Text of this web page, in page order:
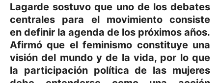
Lagarde sostuvo que uno de los debates
centrales para el movimiento consiste
en definir la agenda de los próximos años.
Afirmó que el feminismo constituye una
visión del mundo y de la vida, por lo que
la participación política de las mujeres